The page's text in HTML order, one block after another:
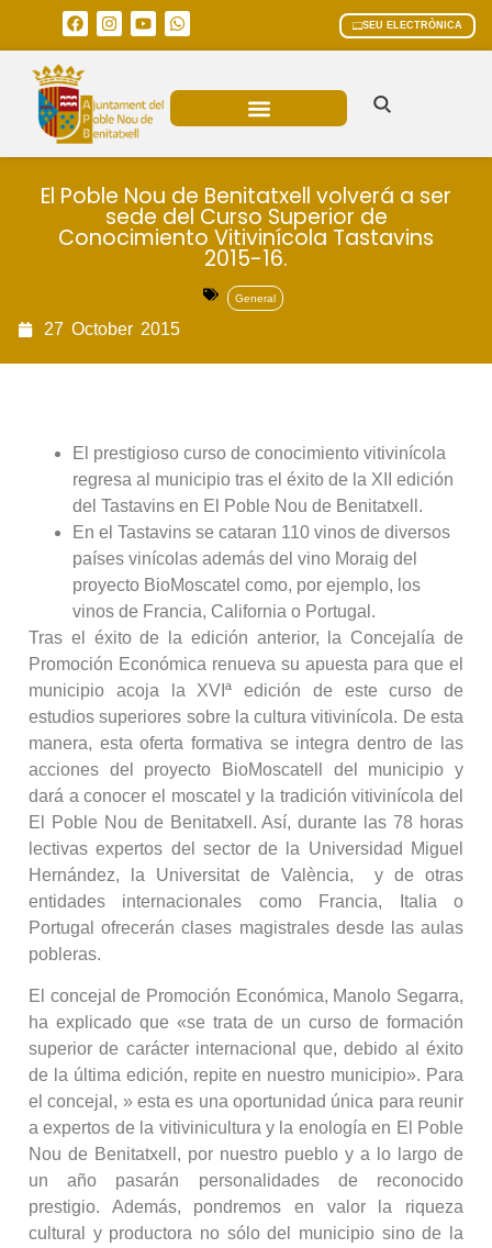
SEU ELECTRÒNICA
El Poble Nou de Benitatxell volverá a ser
sede del Curso Superior de
Conocimiento Vitivinícola Tastavins
2015-16.
General
27 October 2015
El prestigioso curso de conocimiento vitivinícola
regresa al municipio tras el éxito de la XII edición
del Tastavins en El Poble Nou de Benitatxell.
En el Tastavins se cataran 110 vinos de diversos
países vinícolas además del vino Moraig del
proyecto BioMoscatel como, por ejemplo, los
vinos de Francia, California o Portugal.
Tras el éxito de la edición anterior, la Concejalía de
Promoción Económica renueva su apuesta para que el
municipio acoja la XVIª edición de este curso de
estudios superiores sobre la cultura vitivinícola. De esta
manera, esta oferta formativa se integra dentro de las
acciones del proyecto BioMoscatell del municipio y
dará a conocer el moscatel y la tradición vitivinícola del
El Poble Nou de Benitatxell. Así, durante las 78 horas
lectivas expertos del sector de la Universidad Miguel
Hernández, la Universitat de València, y de otras
entidades internacionales como Francia, Italia o
Portugal ofrecerán clases magistrales desde las aulas
pobleras.
El concejal de Promoción Económica, Manolo Segarra,
ha explicado que «se trata de un curso de formación
superior de carácter internacional que, debido al éxito
de la última edición, repite en nuestro municipio». Para
el concejal, » esta es una oportunidad única para reunir
a expertos de la vitivinicultura y la enología en El Poble
Nou de Benitatxell, por nuestro pueblo y a lo largo de
un año pasarán personalidades de reconocido
prestigio. Además, pondremos en valor la riqueza
cultural y productora no sólo del municipio sino de la